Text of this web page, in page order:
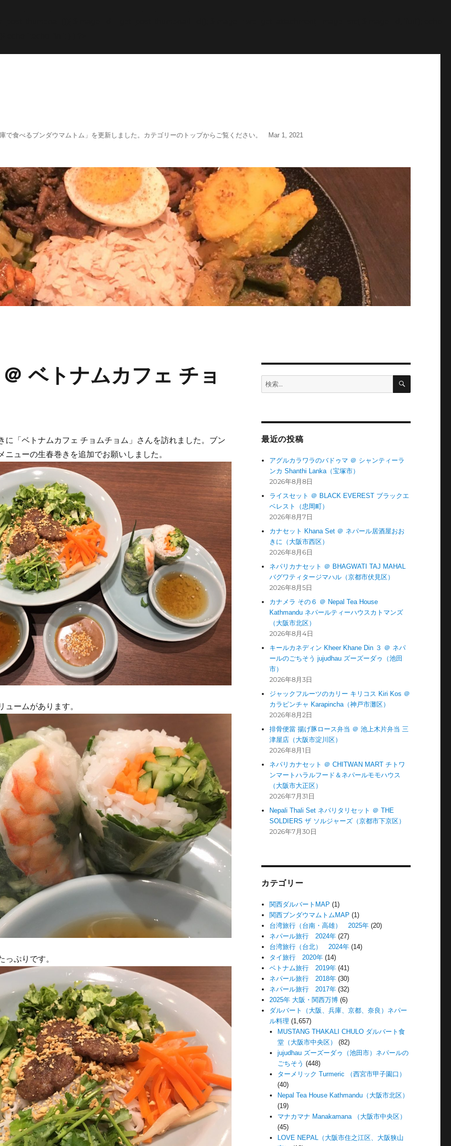
で食べるブンダウマムトム」を更新しました。カテゴリーのトップからご覧ください。 Mar 1, 2021
ベトナムカフェ チョ
に「ベトナムカフェ チョムチョム」さんを訪れました。ブン
ニューの生春巻きを追加でお願いしました。
ュームがあります。
っぷりです。
検
索:
検
最近の投稿
アグルカラワラのバドゥマ ＠ シャンティーラ
ンカ Shanthi Lanka（宝塚市）
2026年8月8日
ライスセット ＠ BLACK EVEREST ブラックエ
ベレスト（忠岡町）
2026年8月7日
カナセット Khana Set ＠ ネパール居酒屋おお
きに（大阪市西区）
2026年8月6日
ネパリカナセット ＠ BHAGWATI TAJ MAHAL
バグワティタージマハル（京都市伏見区）
2026年8月5日
カナメラ その６ ＠ Nepal Tea House
Kathmandu ネパールティーハウスカトマンズ
（大阪市北区）
2026年8月4日
キールカネディン Kheer Khane Din ３ ＠ ネパ
ールのごちそう jujudhau ズーズーダゥ（池田
市）
2026年8月3日
ジャックフルーツのカリー キリコス Kiri Kos ＠
カラピンチャ Karapincha（神戸市灘区）
2026年8月2日
排骨便當 揚げ豚ロース弁当 ＠ 池上木片弁当 三
津屋店（大阪市淀川区）
2026年8月1日
ネパリカナセット ＠ CHITWAN MART チトワ
ンマートハラルフード＆ネパールモモハウス
（大阪市大正区）
2026年7月31日
Nepali Thali Set ネパリタリセット ＠ THE
SOLDIERS ザ ソルジャーズ（京都市下京区）
2026年7月30日
カテゴリー
関西ダルバートMAP (1)
関西ブンダウマムトムMAP (1)
台湾旅行（台南・高雄） 2025年 (20)
ネパール旅行 2024年 (27)
台湾旅行（台北） 2024年 (14)
タイ旅行 2020年 (14)
ベトナム旅行 2019年 (41)
ネパール旅行 2018年 (30)
ネパール旅行 2017年 (32)
2025年 大阪・関西万博 (6)
ダルバート（大阪、兵庫、京都、奈良）ネパー
ル料理 (1,657)
MUSTANG THAKALI CHULO ダルバート食
堂（大阪市中央区）
(82)
jujudhau ズーズーダゥ（池田市）ネパールの
ごちそう (448)
ターメリック Turmeric （西宮市甲子園口）
(40)
Nepal Tea House Kathmandu（大阪市北区）
(19)
マナカマナ Manakamana （大阪市中央区）
(45)
LOVE NEPAL（大阪市住之江区、大阪狭山